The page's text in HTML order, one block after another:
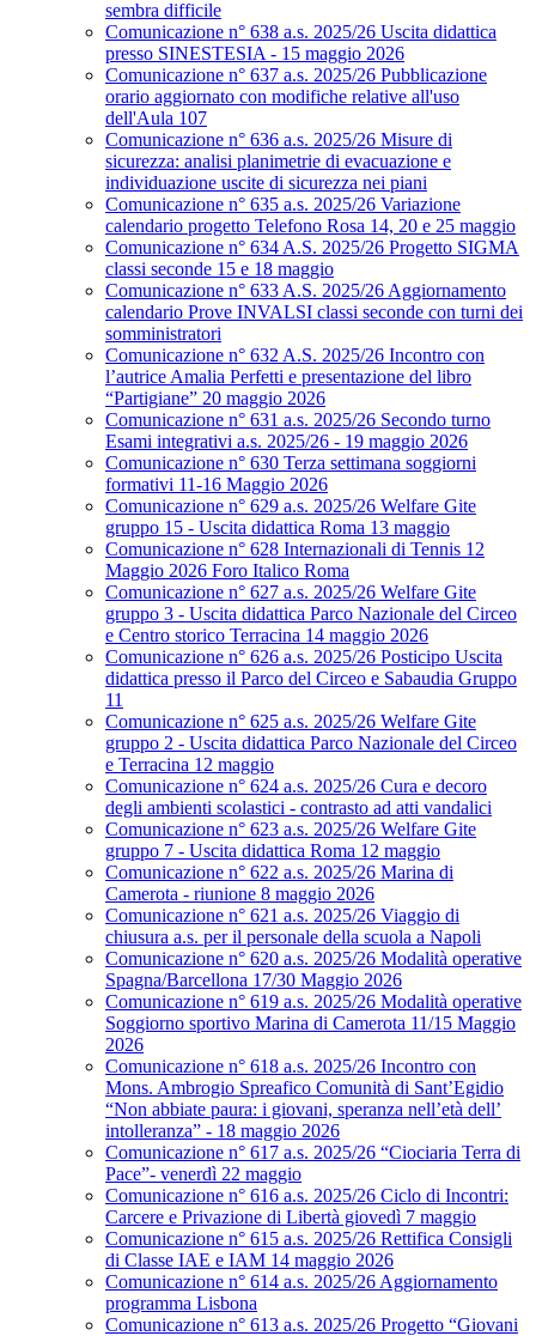
sembra difficile
Comunicazione n° 638 a.s. 2025/26 Uscita didattica
presso SINESTESIA - 15 maggio 2026
Comunicazione n° 637 a.s. 2025/26 Pubblicazione
orario aggiornato con modifiche relative all'uso
dell'Aula 107
Comunicazione n° 636 a.s. 2025/26 Misure di
sicurezza: analisi planimetrie di evacuazione e
individuazione uscite di sicurezza nei piani
Comunicazione n° 635 a.s. 2025/26 Variazione
calendario progetto Telefono Rosa 14, 20 e 25 maggio
Comunicazione n° 634 A.S. 2025/26 Progetto SIGMA
classi seconde 15 e 18 maggio
Comunicazione n° 633 A.S. 2025/26 Aggiornamento
calendario Prove INVALSI classi seconde con turni dei
somministratori
Comunicazione n° 632 A.S. 2025/26 Incontro con
l’autrice Amalia Perfetti e presentazione del libro
“Partigiane” 20 maggio 2026
Comunicazione n° 631 a.s. 2025/26 Secondo turno
Esami integrativi a.s. 2025/26 - 19 maggio 2026
Comunicazione n° 630 Terza settimana soggiorni
formativi 11-16 Maggio 2026
Comunicazione n° 629 a.s. 2025/26 Welfare Gite
gruppo 15 - Uscita didattica Roma 13 maggio
Comunicazione n° 628 Internazionali di Tennis 12
Maggio 2026 Foro Italico Roma
Comunicazione n° 627 a.s. 2025/26 Welfare Gite
gruppo 3 - Uscita didattica Parco Nazionale del Circeo
e Centro storico Terracina 14 maggio 2026
Comunicazione n° 626 a.s. 2025/26 Posticipo Uscita
didattica presso il Parco del Circeo e Sabaudia Gruppo
11
Comunicazione n° 625 a.s. 2025/26 Welfare Gite
gruppo 2 - Uscita didattica Parco Nazionale del Circeo
e Terracina 12 maggio
Comunicazione n° 624 a.s. 2025/26 Cura e decoro
degli ambienti scolastici - contrasto ad atti vandalici
Comunicazione n° 623 a.s. 2025/26 Welfare Gite
gruppo 7 - Uscita didattica Roma 12 maggio
Comunicazione n° 622 a.s. 2025/26 Marina di
Camerota - riunione 8 maggio 2026
Comunicazione n° 621 a.s. 2025/26 Viaggio di
chiusura a.s. per il personale della scuola a Napoli
Comunicazione n° 620 a.s. 2025/26 Modalità operative
Spagna/Barcellona 17/30 Maggio 2026
Comunicazione n° 619 a.s. 2025/26 Modalità operative
Soggiorno sportivo Marina di Camerota 11/15 Maggio
2026
Comunicazione n° 618 a.s. 2025/26 Incontro con
Mons. Ambrogio Spreafico Comunità di Sant’Egidio
“Non abbiate paura: i giovani, speranza nell’età dell’
intolleranza” - 18 maggio 2026
Comunicazione n° 617 a.s. 2025/26 “Ciociaria Terra di
Pace”- venerdì 22 maggio
Comunicazione n° 616 a.s. 2025/26 Ciclo di Incontri:
Carcere e Privazione di Libertà giovedì 7 maggio
Comunicazione n° 615 a.s. 2025/26 Rettifica Consigli
di Classe IAE e IAM 14 maggio 2026
Comunicazione n° 614 a.s. 2025/26 Aggiornamento
programma Lisbona
Comunicazione n° 613 a.s. 2025/26 Progetto “Giovani